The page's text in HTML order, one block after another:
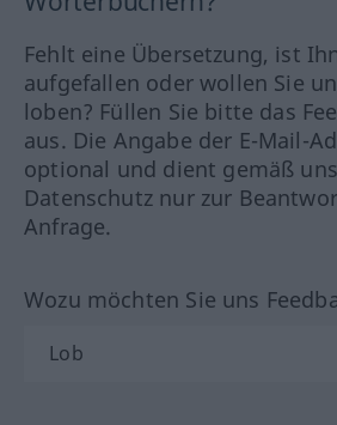
Fehlt eine Übersetzung, ist
aufgefallen oder wollen Sie
loben? Füllen Sie bitte das
aus. Die Angabe der E-Mail-
optional und dient gemäß
Datenschutz nur zur
Anfrage.
Wozu möchten Sie uns